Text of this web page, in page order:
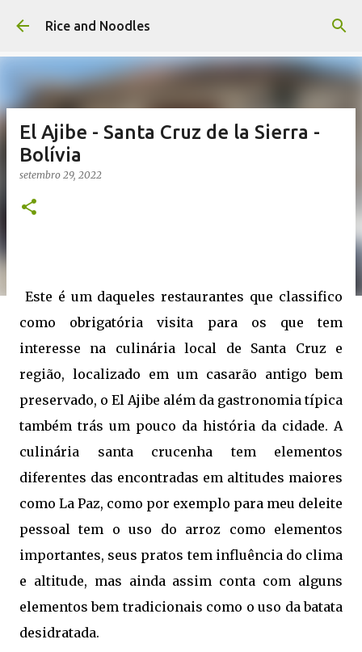
Pular para o conteúdo principal
Rice and Noodles
El Ajibe - Santa Cruz de la Sierra -
Bolívia
setembro 29, 2022
Este é um daqueles restaurantes que classifico
como obrigatória visita para os que tem
interesse na culinária local de Santa Cruz e
região, localizado em um casarão antigo bem
preservado, o El Ajibe além da gastronomia típica
também trás um pouco da história da cidade. A
culinária santa crucenha tem elementos
diferentes das encontradas em altitudes maiores
como La Paz, como por exemplo para meu deleite
pessoal tem o uso do arroz como elementos
importantes, seus pratos tem influência do clima
e altitude, mas ainda assim conta com alguns
elementos bem tradicionais como o uso da batata
desidratada.